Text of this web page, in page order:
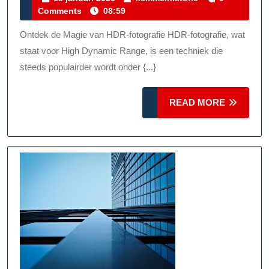
De
Magie
Van
Hoog
Dynamisch
januari
2026
Comments
08:59
Ontdek de Magie van HDR-fotografie HDR-fotografie, wat
staat voor High Dynamic Range, is een techniek die
steeds populairder wordt onder {...}
READ MORE
MORE